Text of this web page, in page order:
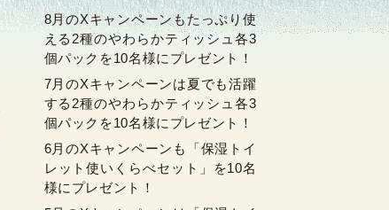
8月のXキャンペーンもたっぷり使
える2種のやわらかティッシュ各3
個パックを10名様にプレゼント！
7月のXキャンペーンは夏でも活躍
する2種のやわらかティッシュ各3
個パックを10名様にプレゼント！
6月のXキャンペーンも「保湿トイ
レット使いくらべセット」を10名
様にプレゼント！